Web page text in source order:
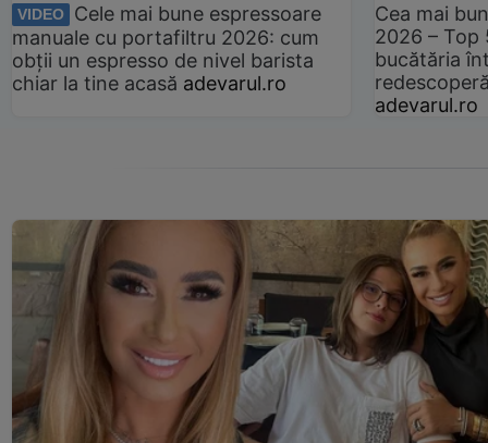
VIDEO
Cele mai bune espressoare
manuale cu portafiltru 2026: cum
obții un espresso de nivel barista
chiar la tine acasă adevarul.ro
Cea mai
2026 –
bucătăria
adevarul.ro